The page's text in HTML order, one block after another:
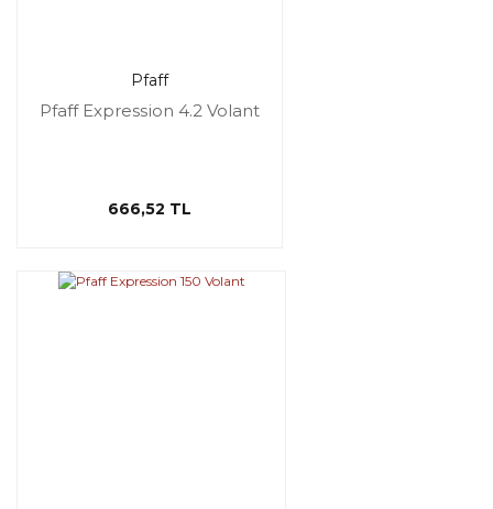
Pfaff
Pfaff Expression 4.2 Volant
666,52 TL